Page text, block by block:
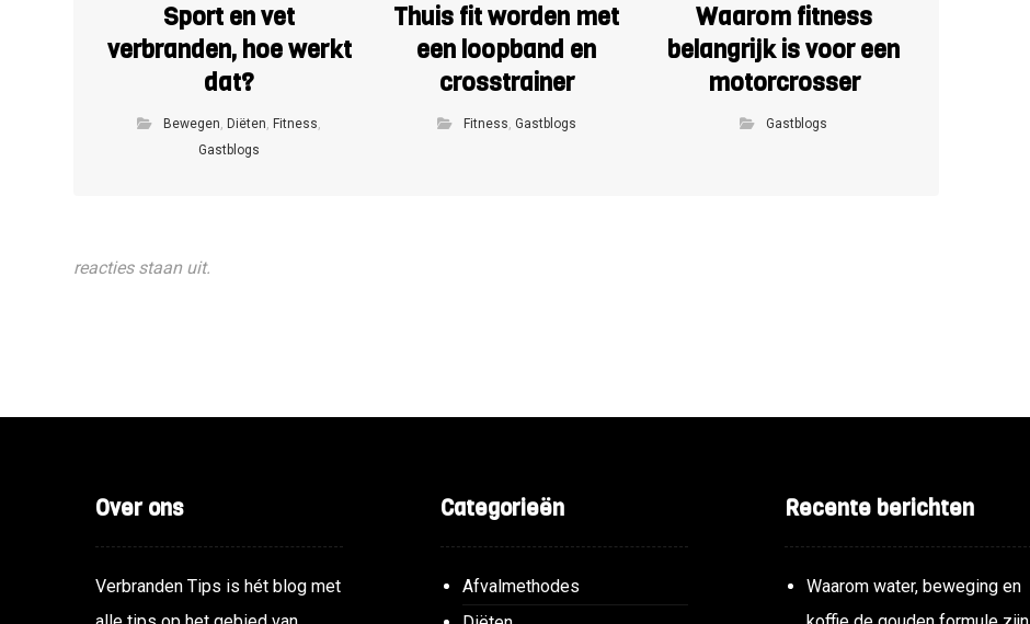
Sport en vet
verbranden, hoe werkt
dat?
Bewegen, Diëten, Fitness,
Gastblogs
Thuis fit worden met
een loopband en
crosstrainer
Fitness, Gastblogs
Waarom fitness
belangrijk is voor een
motorcrosser
Gastblogs
reacties staan uit.
Over ons
Verbranden Tips is hét blog met
Categorieën
Afvalmethodes
Recente berichten
Waarom water, beweging en